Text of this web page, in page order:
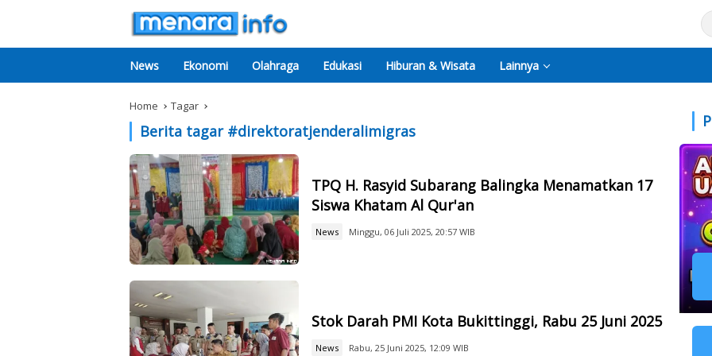
News Ekonomi Olahraga Edukasi Hiburan & Wisata Lainnya
Home Tagar
Berita tagar #direktoratjenderalimigras
TPQ H. Rasyid Subarang Balingka Menamatkan 17
Siswa Khatam Al Qur'an
News Minggu, 06 Juli 2025, 20:57 WIB
Stok Darah PMI Kota Bukittinggi, Rabu 25 Juni 2025
News Rabu, 25 Juni 2025, 12:09 WIB